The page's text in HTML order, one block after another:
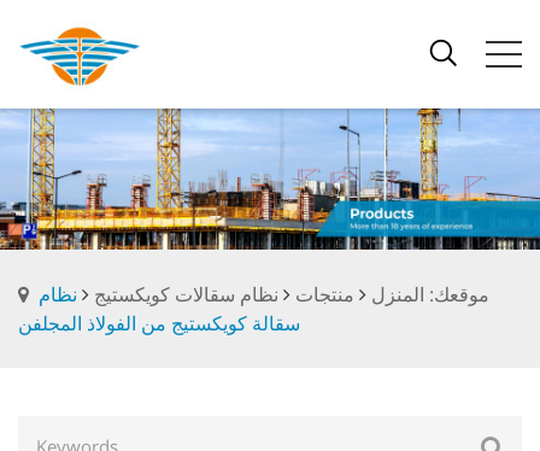
موقعك: المنزل منتجات نظام سقالات كويكستيج
نظام
سقالة كويكستيج من الفولاذ المجلفن